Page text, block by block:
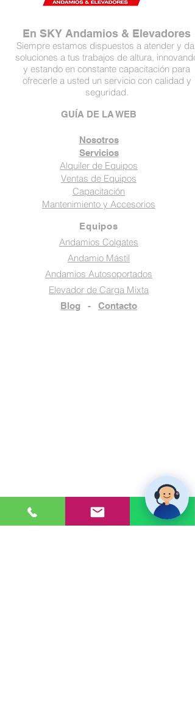
En SKY Andamios & Elevadores
Siempre estamos dispuestos a atender y dar
soluciones a tus trabajos de altura, innovando
y estando en constante capacitación para
ofrecerle a usted un servicio con calidad y
seguridad.
GUÍA DE LA WEB
Nosotros
Servicios
Alquiler de Equipos
Ventas de Equipos
Capacitación
Mantenimiento y Accesorios
Equipos
Andamios Colgates
Andamio Mástil
Andamios Autosoportados
Elevador de Carga Mixta
Blog - Contacto